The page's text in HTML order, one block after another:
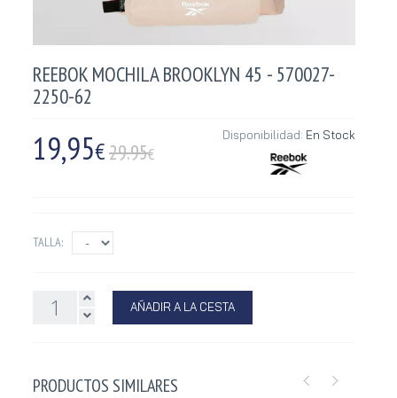
REEBOK MOCHILA BROOKLYN 45 - 570027-
2250-62
19,95€29.95€
Disponibilidad: En Stock
TALLA:
AÑADIR A LA CESTA
PRODUCTOS SIMILARES